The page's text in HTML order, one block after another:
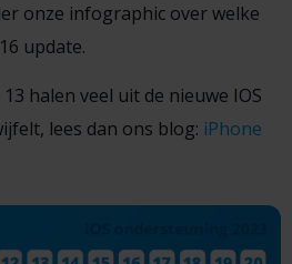
onze infographic over welke
update.
halen veel uit de nieuwe IOS
lees dan ons blog: iPhone